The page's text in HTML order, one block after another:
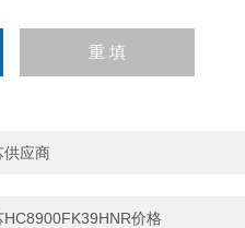
供应商
价格